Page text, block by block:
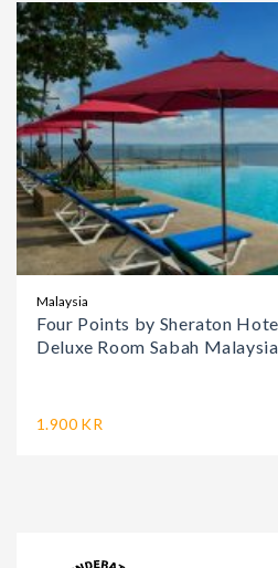
Malaysia
Four Points by Sheraton
Deluxe Room Sabah
1.900 KR